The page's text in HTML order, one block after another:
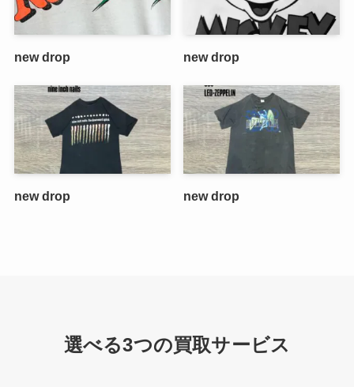
new drop new drop
new drop new drop
選べる3つの買取サービス